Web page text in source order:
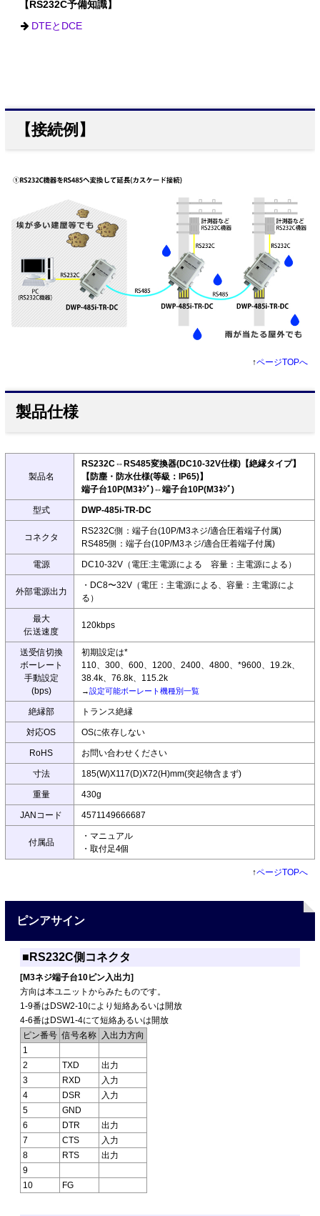
【RS232C予備知識】
DTEとDCE
【接続例】
↑ページTOPへ
製品仕様
製品名
RS232C⇔RS485変換器(DC10-32V仕様)【絶縁タイプ】
【防塵・防水仕様(等級：IP65)】
端子台10P(M3ﾈｼﾞ)⇔端子台10P(M3ﾈｼﾞ)
型式 DWP-485i-TR-DC
コネクタ
RS232C側：端子台(10P/M3ネジ/適合圧着端子付属)
RS485側：端子台(10P/M3ネジ/適合圧着端子付属)
電源 DC10-32V（電圧:主電源による 容量：主電源による）
外部電源出力
・DC8〜32V（電圧：主電源による、容量：主電源によ
る）
最大
伝送速度
120kbps
送受信切換
ボーレート
手動設定
(bps)
初期設定は*
110、300、600、1200、2400、4800、*9600、19.2k、
38.4k、76.8k、115.2k
→設定可能ボーレート機種別一覧
絶縁部 トランス絶縁
対応OS OSに依存しない
RoHS お問い合わせください
寸法 185(W)X117(D)X72(H)mm(突起物含まず)
重量 430g
JANコード 4571149666687
付属品
・マニュアル
・取付足4個
↑ページTOPへ
ピンアサイン
■RS232C側コネクタ
[M3ネジ端子台10ピン入出力]
方向は本ユニットからみたものです。
1-9番はDSW2-10により短絡あるいは開放
4-6番はDSW1-4にて短絡あるいは開放
ピン番号 信号名称
入出力方向
1
2
TXD
出力
3
RXD
入力
4
DSR
入力
5
GND
6
DTR
出力
7
CTS
入力
8
RTS
出力
9
10
FG